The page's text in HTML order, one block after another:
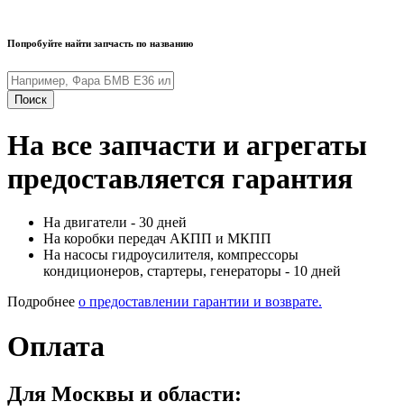
Попробуйте найти запчасть по названию
Поиск
На все запчасти и агрегаты
предоставляется гарантия
На двигатели - 30 дней
На коробки передач АКПП и МКПП
На насосы гидроусилителя, компрессоры
кондиционеров, стартеры, генераторы - 10 дней
Подробнее о предоставлении гарантии и возврате.
Оплата
Для Москвы и области: